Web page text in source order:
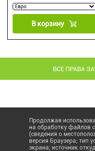
В корзину
ВСЕ ПРАВА
Продолжая
на обработку файлов
(сведения о
версия Браузера; тип
экрана; источник